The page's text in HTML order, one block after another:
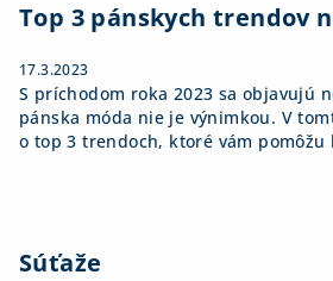
Top 3 pánskych trendov
17.3.2023
S príchodom roka 2023 sa objavujú
pánska móda nie je výnimkou. V
o top 3 trendoch, ktoré vám pomôžu
Súťaže